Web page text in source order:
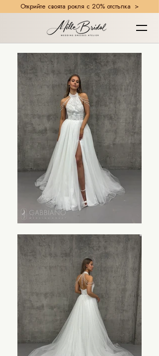
Открийте своята рокля с 20% отстъпка >